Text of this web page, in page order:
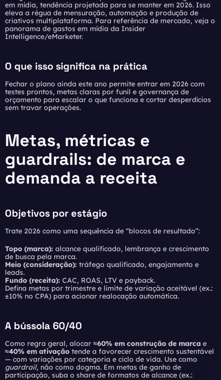
em mídia, tendência projetada para se manter em 2026. Isso
eleva a régua de mensuração, automação e produção de
criativos multiplataforma. Para referência de mercado, veja o
panorama de gastos em mídia da Insider
Intelligence/eMarketer.
O que isso significa na prática
Fechar o plano ainda este ano permite entrar em 2026 com
testes prontos, metas claras por funil e governança de
orçamento para escalar o que funciona e cortar desperdícios
sem travar operações.
Metas, métricas e
guardrails: de marca e
demanda a receita
Objetivos por estágio
Trate 2026 como uma sequência de “blocos de resultado”:
Topo (marca): alcance qualificado, lembrança e crescimento
de busca pela marca.
Meio (consideração): tráfego qualificado, engajamento e
leads.
Fundo (receita): CAC, ROAS, LTV e payback.
Defina metas por trimestre e limite de variação aceitável (ex.:
±10% no CPA) para acionar realocação automática.
A bússola 60/40
Como regra geral, alocar ≈60% em construção de marca e
≈40% em ativação tende a favorecer crescimento sustentável
— com variações por categoria e ciclo de vida. Use como
guardrail, não como dogma. Em metas de ganho de
participação, suba o share de formatos de alcance (ex.: